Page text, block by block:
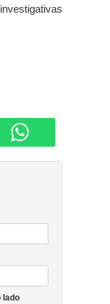
lado